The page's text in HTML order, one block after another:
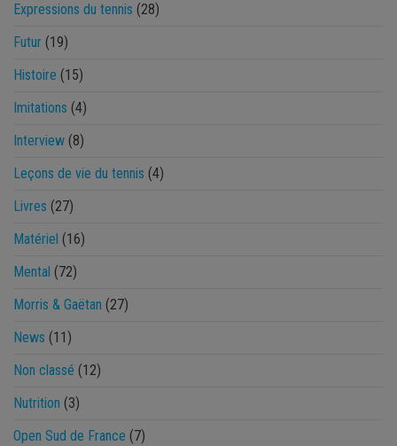
Expressions du tennis (28)
Futur (19)
Histoire (15)
Imitations (4)
Interview (8)
Leçons de vie du tennis (4)
Livres (27)
Matériel (16)
Mental (72)
Morris & Gaëtan (27)
News (11)
Non classé (12)
Nutrition (3)
Open Sud de France (7)